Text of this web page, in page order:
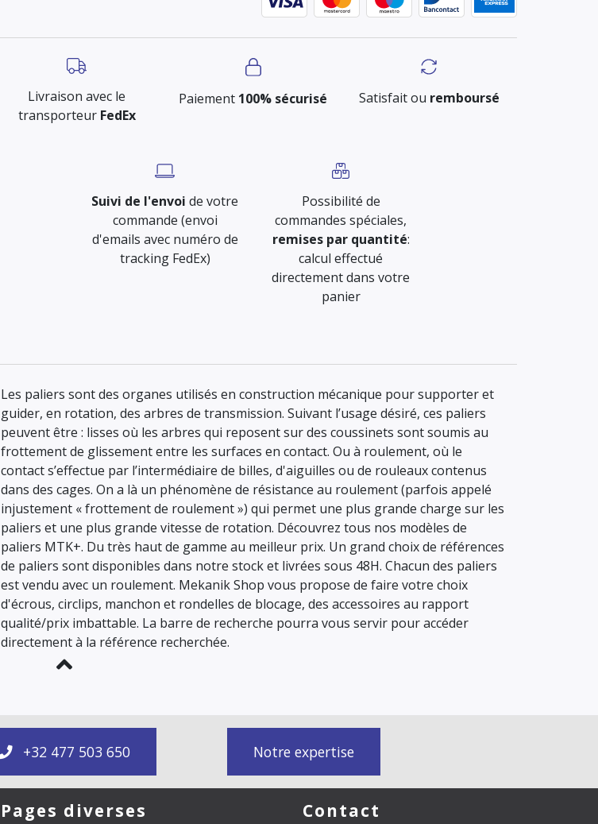
Livraison avec le
transporteur FedEx
Paiement 100% sécurisé Satisfait ou remboursé
Suivi de l'envoi de votre
commande (envoi
d'emails avec numéro de
tracking FedEx)
Possibilité de
commandes spéciales,
remises par quantité:
calcul effectué
directement dans votre
panier
Les paliers sont des organes utilisés en construction mécanique pour supporter et
guider, en rotation, des arbres de transmission. Suivant l’usage désiré, ces paliers
peuvent être : lisses où les arbres qui reposent sur des coussinets sont soumis au
frottement de glissement entre les surfaces en contact. Ou à roulement, où le
contact s’effectue par l’intermédiaire de billes, d'aiguilles ou de rouleaux contenus
dans des cages. On a là un phénomène de résistance au roulement (parfois appelé
injustement « frottement de roulement ») qui permet une plus grande charge sur les
paliers et une plus grande vitesse de rotation. Découvrez tous nos modèles de
paliers MTK+. Du très haut de gamme au meilleur prix. Un grand choix de références
de paliers sont disponibles dans notre stock et livrées sous 48H. Chacun des paliers
est vendu avec un roulement. Mekanik Shop vous propose de faire votre choix
d'écrous, circlips, manchon et rondelles de blocage, des accessoires au rapport
qualité/prix imbattable. La barre de recherche pourra vous servir pour accéder
directement à la référence recherchée.
+32 477 503 650 Notre expertise
Pages diverses Contact